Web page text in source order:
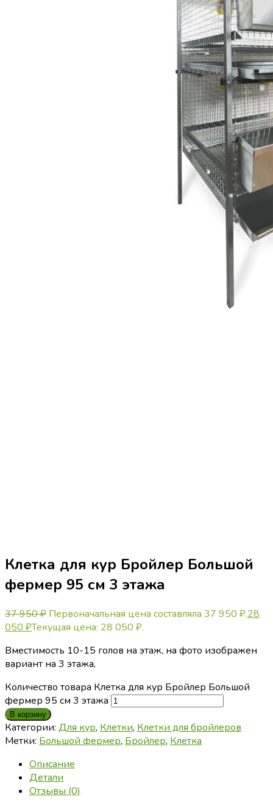
Клетка для кур Бройлер Большой
фермер 95 см 3 этажа
37 950₽ Первоначальная цена составляла 37 950 ₽.28
050 ₽Текущая цена: 28 050 ₽.
Вместимость 10-15 голов на этаж, на фото изображен
вариант на 3 этажа,
Количество товара Клетка для кур Бройлер Большой
фермер 95 см 3 этажа
В корзину
Категории: Для кур, Клетки, Клетки для бройлеров
Метки: Большой фермер, Бройлер, Клетка
Описание
Детали
Отзывы (0)